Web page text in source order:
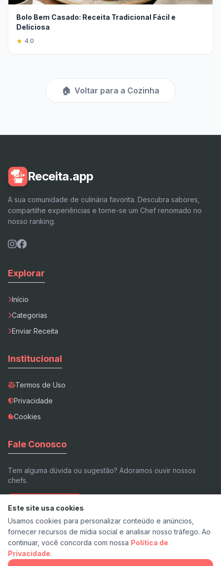
Bolo Bem Casado: Receita Tradicional Fácil e
Deliciosa
★ 4.0
🏠 Voltar para a Cozinha
Receita.app
A sua comunidade de culinária favorita. Descubra sabores,
compartilhe experiências e torne-se um Chef renomado no
nosso ranking.
Explorar
Início
Categorias
Enviar Receita
Institucional
Termos de Uso
Privacidade
Cookies
Fale Conosco
Tem alguma dúvida ou sugestão? Adoramos ouvir nossos
chefs.
Enviar E-mail
© 2026 Receita.app - Feito com ❤️ e pimenta.
Este site usa cookies
Usamos cookies para personalizar conteúdo e anúncios,
fornecer recursos de mídia social e analisar nosso tráfego. Ao
continuar, você concorda com nossa Política de
Privacidade.